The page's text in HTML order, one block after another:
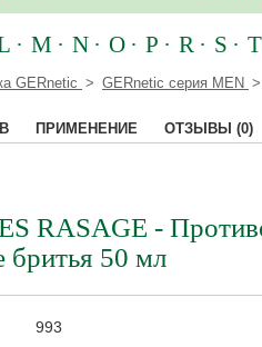
M N O P R S T
GERnetic GERnetic серия MEN
ПРИМЕНЕНИЕ ОТЗЫВЫ (0)
RASAGE -
бритья 50 мл
993